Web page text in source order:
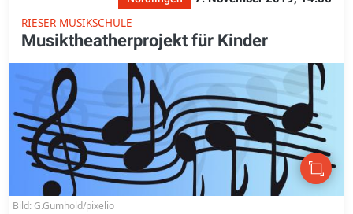
RIESER MUSIKSCHULE
Musiktheatherprojekt für Kinder
Bild: G.Gumhold/pixelio